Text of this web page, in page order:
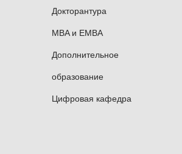
Докторантура
MBA и EMBA
Дополнительное
образование
Цифровая кафедра